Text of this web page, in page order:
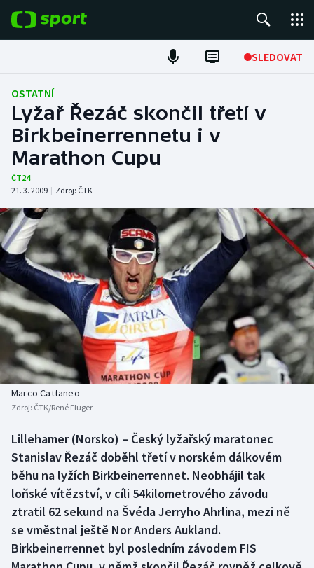
SLEDOVAT
Fotbal
Hokej
Tenis
Atletika
Cyklistika
DALŠÍ SPORTY
Americký fotbal
Baseball a softbal
Basketbal
Biatlon
Box
Curling
Dostihy
Florbal
NEPŘEHLÉDNĚTE
Soutěže
Historické návraty
Aplikace ČT sport
OSTATNÍ
Lyžař Řezáč skončil třetí v
Birkbeinerrennetu i v
Marathon Cupu
ČT24
21. 3. 2009 | Zdroj: ČTK
Marco Cattaneo
Zdroj: ČTK/René Fluger
Lillehamer (Norsko) – Český lyžařský maratonec
Stanislav Řezáč doběhl třetí v norském dálkovém
běhu na lyžích Birkbeinerrennet. Neobhájil tak
loňské vítězství, v cíli 54kilometrového závodu
ztratil 62 sekund na Švéda Jerryho Ahrlina, mezi ně
se vměstnal ještě Nor Anders Aukland.
Birkbeinerrennet byl posledním závodem FIS